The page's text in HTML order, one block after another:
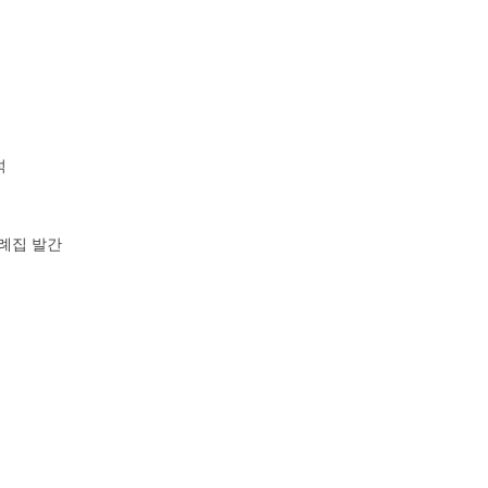
집 발간